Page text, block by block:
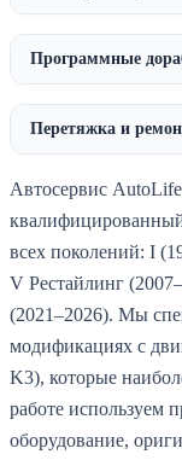
Программные
Перетяжка и
Автосервис
всех поколений: I
V Рестайлинг
(2021–2026). Мы
модификациях с
K3), которые
работе используем
оборудование,